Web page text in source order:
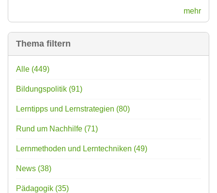
mehr
Thema filtern
Alle (449)
Bildungspolitik (91)
Lerntipps und Lernstrategien (80)
Rund um Nachhilfe (71)
Lernmethoden und Lerntechniken (49)
News (38)
Pädagogik (35)